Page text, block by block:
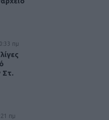
πμ
Στ.
πμ